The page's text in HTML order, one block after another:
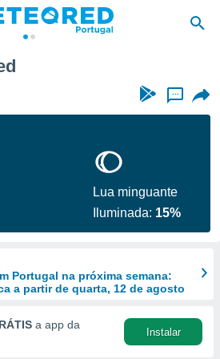
...
Lua minguante
Iluminada: 15%
Portugal na próxima semana:
a partir de quarta, 12 de agosto
a app da
Instalar